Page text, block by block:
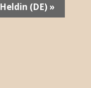
Heldin (DE) »